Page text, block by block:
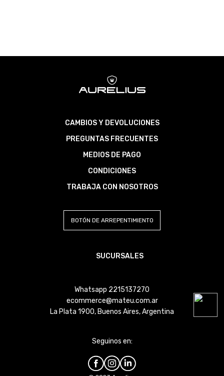
CAMBIOS Y DEVOLUCIONES
PREGUNTAS FRECUENTES
MEDIOS DE PAGO
CONDICIONES
TRABAJA CON NOSOTROS
BOTÓN DE ARREPENTIMIENTO
SUCURSALES
Whatsapp 2215137270
ecommerce@mateu.com.ar
La Plata 1900, Buenos Aires, Argentina
Seguinos en: